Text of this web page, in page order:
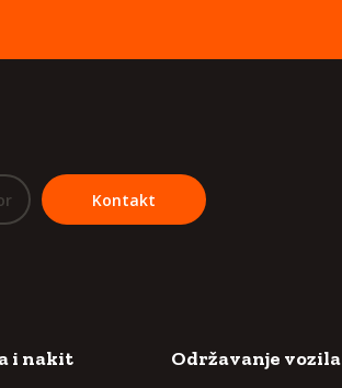
Kontakt
i nakit Održavanje vozila